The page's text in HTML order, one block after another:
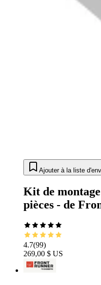
Ajouter à la liste
Kit de
pièces - de
4.7(99)
269,00 $ US